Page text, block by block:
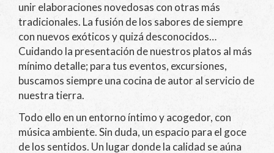
unir elaboraciones novedosas con otras más
tradicionales. La fusión de los sabores de siempre
con nuevos exóticos y quizá desconocidos…
Cuidando la presentación de nuestros platos al más
mínimo detalle; para tus eventos, excursiones,
buscamos siempre una cocina de autor al servicio de
nuestra tierra.
Todo ello en un entorno íntimo y acogedor, con
música ambiente. Sin duda, un espacio para el goce
de los sentidos. Un lugar donde la calidad se aúna